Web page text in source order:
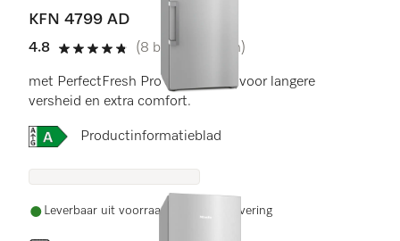
KFN 4799 AD
4.8
4.8 sterren op 5
(8 beoordelingen)
met PerfectFresh Pro en NoFrost voor langere
versheid en extra comfort.
Online Label Flag, Energielabel
Productinformatieblad
Leverbaar uit voorraad met gratis levering